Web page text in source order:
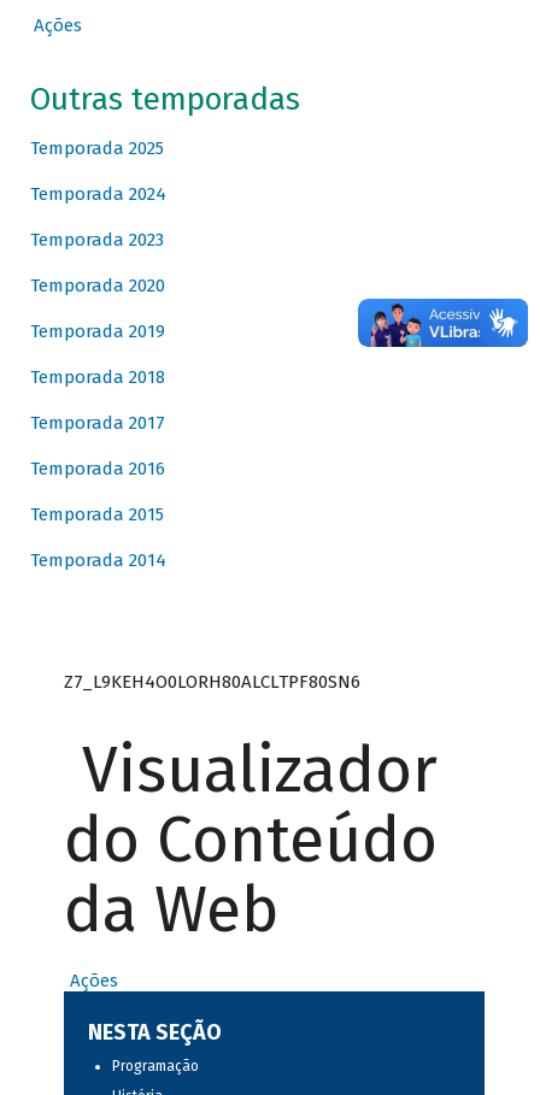
Ações
Outras temporadas
Temporada 2025
Temporada 2024
Temporada 2023
Temporada 2020
Temporada 2019
Temporada 2018
Temporada 2017
Temporada 2016
Temporada 2015
Temporada 2014
Z7_L9KEH4O0LORH80ALCLTPF80SN6
Visualizador
do Conteúdo
da Web
Ações
NESTA SEÇÃO
Programação